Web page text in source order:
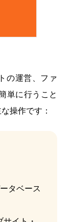
の運営、ファ
単に行うこと
操作です：
タベース